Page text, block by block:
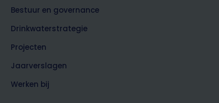
Water
Bestuur en governance
Drinkwaterstrategie
Projecten
Jaarverslagen
Werken bij